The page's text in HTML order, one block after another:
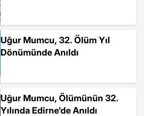
Uğur Mumcu, 32. Ölüm Yıl
Dönümünde Anıldı
Uğur Mumcu, Ölümünün 32.
Yılında Edirne'de Anıldı